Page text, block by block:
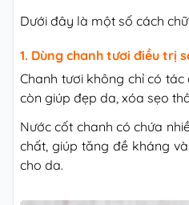
Dưới đây là một số cách
1. Dùng chanh tươi điều trị
Chanh tươi không chỉ có
còn giúp đẹp da, xóa sẹo
Nước cốt chanh có chứa
chất, giúp tăng đề kháng
cho da.